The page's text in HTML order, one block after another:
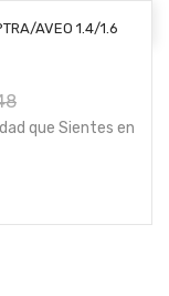
AVEO 1.4/1.6
que Sientes en